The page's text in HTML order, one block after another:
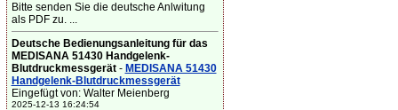
Bitte senden Sie die deutsche Anlwitung
als PDF zu. ...
Deutsche Bedienungsanleitung für das
MEDISANA 51430 Handgelenk-
Blutdruckmessgerät- MEDISANA 51430
Handgelenk-Blutdruckmessgerät
Eingefügt von: Walter Meienberg
2025-12-13 16:24:54